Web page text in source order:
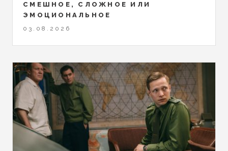
СМЕШНОЕ, СЛОЖНОЕ ИЛИ
ЭМОЦИОНАЛЬНОЕ
03.08.2026